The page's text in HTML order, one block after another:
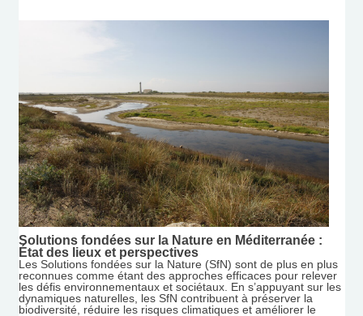
Solutions fondées sur la Nature en Méditerranée :
État des lieux et perspectives
Les Solutions fondées sur la Nature (SfN) sont de plus en plus
reconnues comme étant des approches efficaces pour relever
les défis environnementaux et sociétaux. En s’appuyant sur les
dynamiques naturelles, les SfN contribuent à préserver la
biodiversité, réduire les risques climatiques et améliorer le